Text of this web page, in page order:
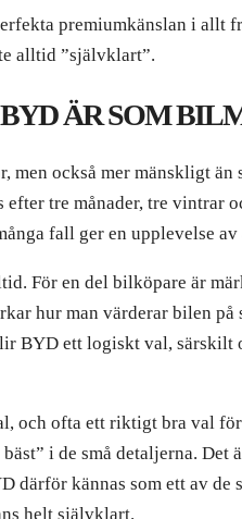
premiumkänslan i
alltid ”självklart”.
BYD ÄR SOM
men också mer mänskligt
tre månader, tre vintrar
fall ger en upplevelse
För en del bilköpare är
hur man värderar bilen
BYD ett logiskt val,
och ofta ett riktigt bra val
i de små detaljerna.
kännas som ett av de
helt självklart.